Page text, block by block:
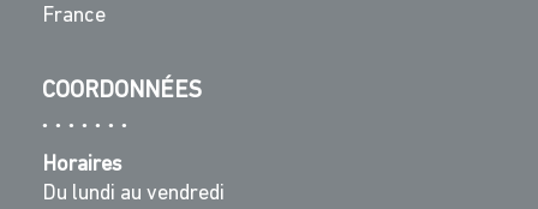
France
COORDONNÉES
Horaires
Du lundi au vendredi